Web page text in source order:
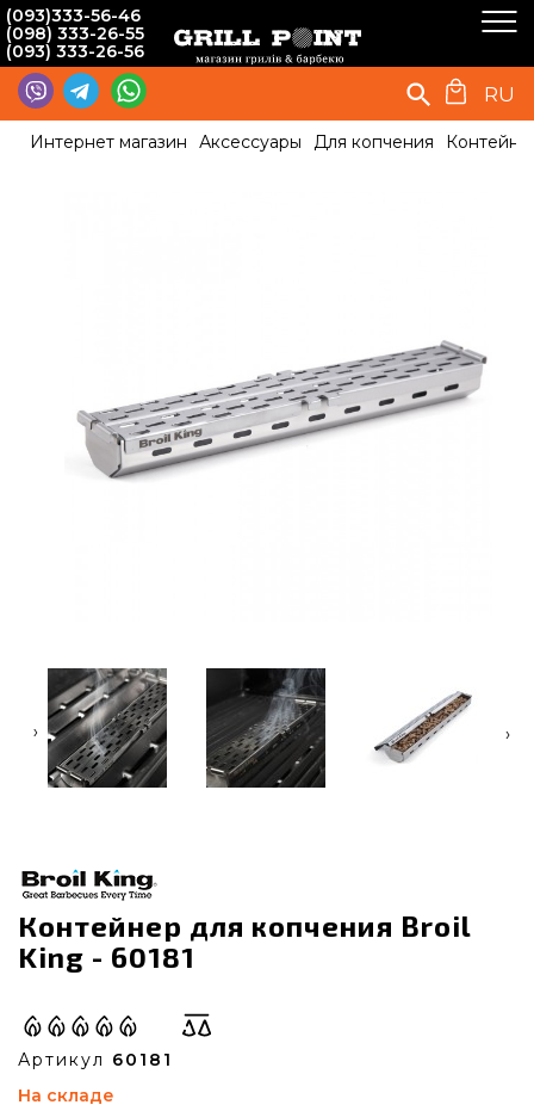
(093)333-56-46
(098) 333-26-55
(093) 333-26-56
RU
Интернет магазин Аксессуары Для копчения
‹ ›
Контейнер для копчения Broil
King - 60181
Артикул 60181
На складе